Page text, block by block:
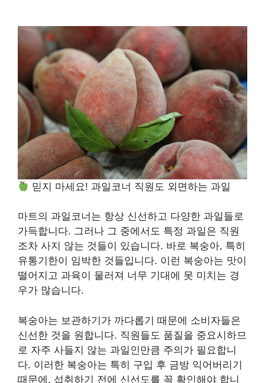
믿지 마세요! 과일코너 직원도 외면하는 과일
마트의 과일코너는 항상 신선하고 다양한 과일들로
가득합니다. 그러나 그 중에서도 특정 과일은 직원
조차 사지 않는 것들이 있습니다. 바로 복숭아, 특히
유통기한이 임박한 것들입니다. 이런 복숭아는 맛이
떨어지고 과육이 물러져 너무 기대에 못 미치는 경
우가 많습니다.
복숭아는 보관하기가 까다롭기 때문에 소비자들은
신선한 것을 원합니다. 직원들도 품질을 중요시하므
로 자주 사들지 않는 과일인만큼 주의가 필요합니
다. 이러한 복숭아는 특히 구입 후 금방 익어버리기
때문에, 섭취하기 전에 신선도를 꼭 확인해야 합니